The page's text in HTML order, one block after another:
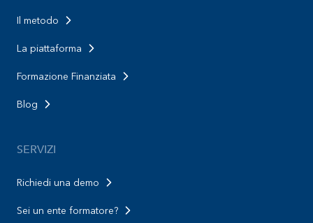
Il metodo
La piattaforma
Formazione Finanziata
Blog
SERVIZI
Richiedi una demo
Sei un ente formatore?